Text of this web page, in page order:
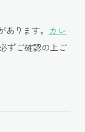
ります。 カレ
ずご確認の上ご